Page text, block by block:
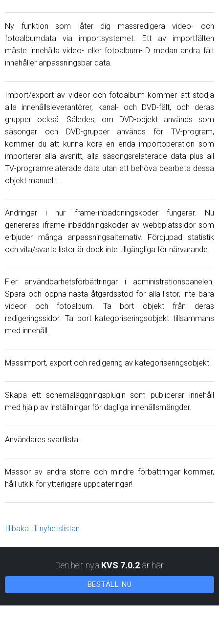
Ny funktion som låter dig massredigera video- och
fotoalbumdata via importsystemet. Ett av importfälten
måste innehålla video- eller fotoalbum-ID medan andra fält
innehåller anpassningsbar data.
Import/export av videor och fotoalbum kommer att stödja
alla innehållsleverantörer, kanal- och DVD-fält, och deras
grupper också. Således, om DVD-objekt används som
säsonger och DVD-grupper används för TV-program,
kommer du att kunna köra en enda importoperation som
importerar alla avsnitt, alla säsongsrelaterade data plus all
TV-programrelaterade data utan att behöva bearbeta dessa
objekt manuellt .
Ändringar i hur iframe-inbäddningskoder fungerar. Nu
genereras iframe-inbäddningskoder av webbplatssidor som
erbjuder många anpassningsalternativ. Fördjupad statistik
och vita/svarta listor är dock inte tillgängliga för närvarande.
Fler användbarhetsförbättringar i administrationspanelen.
Spara och öppna nästa åtgärdsstöd för alla listor, inte bara
videor och fotoalbum. Ta bort objekt från deras
redigeringssidor. Ta bort kategoriseringsobjekt tillsammans
med innehåll.
Massimport, export och redigering av kategoriseringsobjekt.
Skapa ett schemaläggningsplugin som publicerar innehåll
med hjälp av inställningar för dagliga innehållsmängder.
Användares svartlista.
Massor av andra större och mindre förbättringar kommer,
håll utkik för ytterligare uppdateringar!
tillbaka till nyhetslistan
Den helt nya KVS 7.0.2 är här
BESTÄLL NU